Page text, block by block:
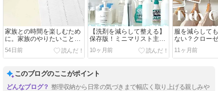
家族との時間を楽しむため
に。家族のやりたいことリ
スト100を作っています
54日前
【洗剤を減らして整える】
保存版！ミニマリスト主婦
の洗剤一覧まとめ
10ヶ月前
服を減らして
ない？クロー
る3つのポイン
11ヶ月前
このブログのここがポイント
整理収納から日常の気づきまで幅広く取り上げる親しみや